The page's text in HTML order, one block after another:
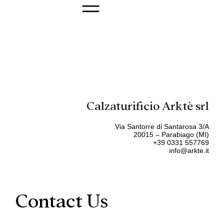
Contact Us
Calzaturificio Arktè srl
Via Santorre di Santarosa 3/A
20015 – Parabiago (MI)
+39 0331 557769
info@arkte.it